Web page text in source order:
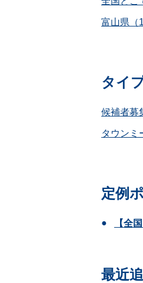
富山県（1
タイ
候補者募
タウンミ
定例
【全
最近